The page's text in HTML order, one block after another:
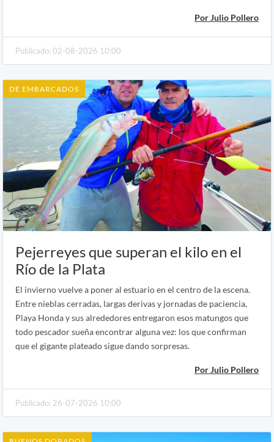
Por Julio Pollero
Publicado: 02-08-2026 10:00
DE EMBARCADOS
Pejerreyes que superan el kilo en el
Río de la Plata
El invierno vuelve a poner al estuario en el centro de la escena.
Entre nieblas cerradas, largas derivas y jornadas de paciencia,
Playa Honda y sus alrededores entregaron esos matungos que
todo pescador sueña encontrar alguna vez: los que confirman
que el gigante plateado sigue dando sorpresas.
Por Julio Pollero
Publicado: 26-07-2026 10:00